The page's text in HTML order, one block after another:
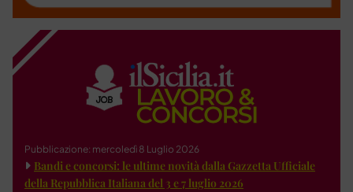
Pubblicazione: mercoledì 8 Luglio 2026
Bandi e concorsi: le ultime novità dalla Gazzetta Ufficiale
della Repubblica Italiana del 3 e 7 luglio 2026